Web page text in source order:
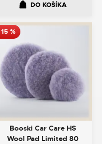
DO KOŠÍKA
15 %
Booski Car Care HS
Wool Pad Limited 80